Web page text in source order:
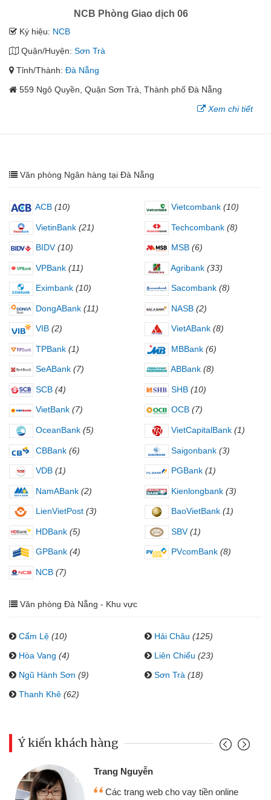
NCB Phòng Giao dịch 06
Ký hiệu: NCB
Quận/Huyện: Sơn Trà
Tỉnh/Thành: Đà Nẵng
559 Ngô Quyền, Quận Sơn Trà, Thành phố Đà Nẵng
Xem chi tiết
Văn phòng Ngân hàng tại Đà Nẵng
ACB (10) Vietcombank (10)
VietinBank (21) Techcombank (8)
BIDV (10) MSB (6)
VPBank (11) Agribank (33)
Eximbank (10) Sacombank (8)
DongABank (11) NASB (2)
VIB (2) VietABank (8)
TPBank (1) MBBank (6)
SeABank (7) ABBank (8)
SCB (4) SHB (10)
VietBank (7) OCB (7)
OceanBank (5) VietCapitalBank (1)
CBBank (6) Saigonbank (3)
VDB (1) PGBank (1)
NamABank (2) Kienlongbank (3)
LienVietPost (3) BaoVietBank (1)
HDBank (5) SBV (1)
GPBank (4) PVcomBank (8)
NCB (7)
Văn phòng Đà Nẵng - Khu vực
Cẩm Lệ (10) Hải Châu (125)
Hòa Vang (4) Liên Chiểu (23)
Ngũ Hành Sơn (9) Sơn Trà (18)
Thanh Khê (62)
Ý kiến khách hàng
Trang Nguyễn
Các trang web cho vay tiền online